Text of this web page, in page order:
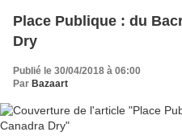
Place Publique : du
Dry
Publié le 30/04/2018 à 06:00
Par Bazaart